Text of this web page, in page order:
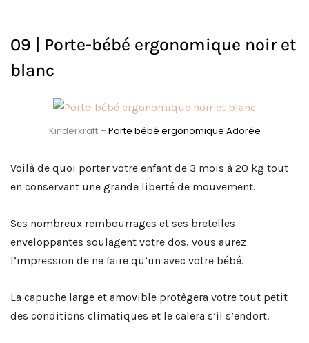
09 | Porte-bébé ergonomique noir et
blanc
Kinderkraft – Porte bébé ergonomique Adorée
Voilà de quoi porter votre enfant de 3 mois à 20 kg tout
en conservant une grande liberté de mouvement.
Ses nombreux rembourrages et ses bretelles
enveloppantes soulagent votre dos, vous aurez
l’impression de ne faire qu’un avec votre bébé.
La capuche large et amovible protègera votre tout petit
des conditions climatiques et le calera s’il s’endort.